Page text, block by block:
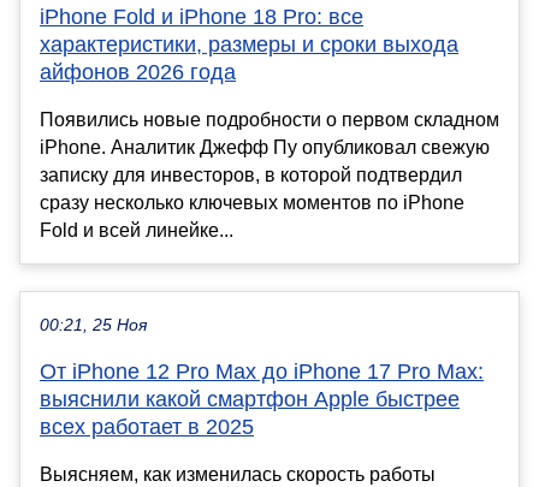
iPhone Fold и iPhone 18 Pro: все
характеристики, размеры и сроки выхода
айфонов 2026 года
Появились новые подробности о первом складном
iPhone. Аналитик Джефф Пу опубликовал свежую
записку для инвесторов, в которой подтвердил
сразу несколько ключевых моментов по iPhone
Fold и всей линейке...
00:21, 25 Ноя
От iPhone 12 Pro Max до iPhone 17 Pro Max:
выяснили какой смартфон Apple быстрее
всех работает в 2025
Выясняем, как изменилась скорость работы